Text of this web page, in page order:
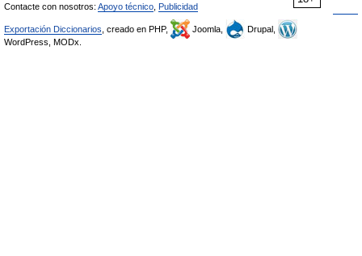
Contacte con nosotros: Apoyo técnico Publicidad
Exportación Diccionarios , creado en PHP, Joomla,
Drupal,
WordPress, MODx.